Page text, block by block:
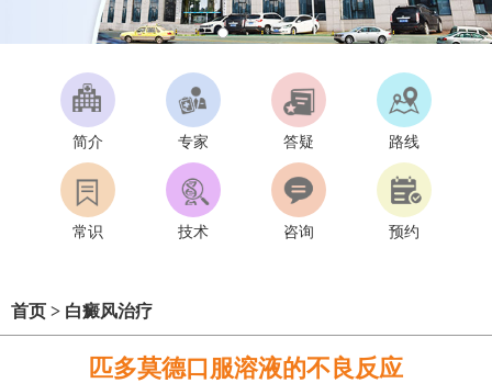
简介 专家 答疑 路线
常识 技术 咨询 预约
首页 > 白癜风治疗
匹多莫德口服溶液的不良反应